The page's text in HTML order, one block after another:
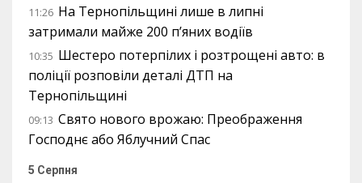
11:26 На Тернопільщині лише в липні
затримали майже 200 п’яних водіїв
10:35 Шестеро потерпілих і розтрощені авто: в
поліції розповіли деталі ДТП на
Тернопільщині
09:13 Свято нового врожаю: Преображення
Господнє або Яблучний Спас
5 Серпня